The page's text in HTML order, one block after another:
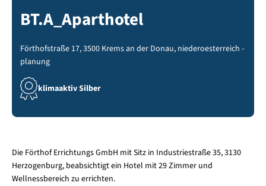
BT.A_Aparthotel
Förthofstraße 17, 3500 Krems an der Donau, niederoesterreich -
planung
klimaaktiv Silber
Die Förthof Errichtungs GmbH mit Sitz in Industriestraße 35, 3130
Herzogenburg, beabsichtigt ein Hotel mit 29 Zimmer und
Wellnessbereich zu errichten.